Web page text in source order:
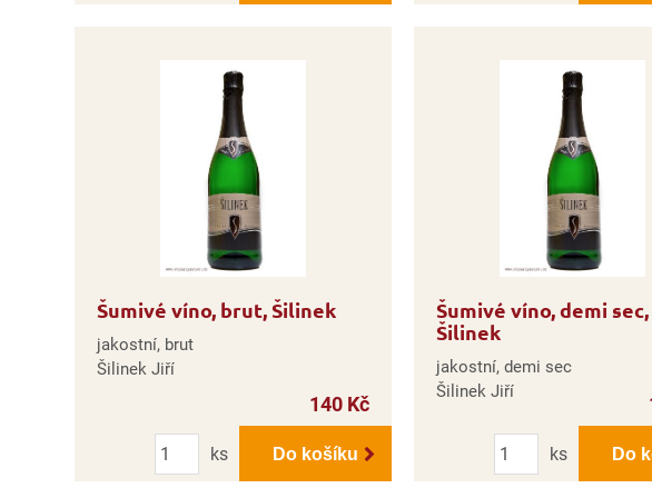
Šumivé víno, brut, Šilinek
jakostní, brut
Šilinek Jiří
140 Kč
Počet
ks
Do košíku
Šumivé víno, demi sec,
Šilinek
jakostní, demi sec
Šilinek Jiří
Počet
ks
Do